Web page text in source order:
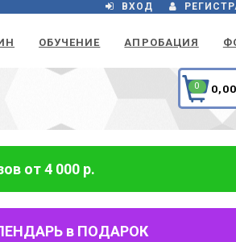
ВХОД
ОБУЧЕНИЕ АПРОБАЦИЯ
0 0,00
от 4 000 р.
в ПОДАРОК